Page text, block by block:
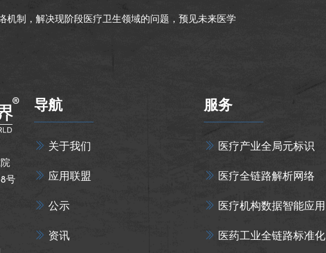
机制，解决现阶段医疗卫生领域的问题，预见未来医学
号
导航
关于我们
应用联盟
公示
资讯
服务
医疗产业全局元标识
医疗全链路解析网络
医疗机构数据智能应用
医药工业全链路标准化